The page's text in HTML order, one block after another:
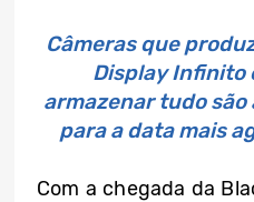
Câmeras que
Display Infinito
armazenar tudo são
para a data mais
Com a chegada da